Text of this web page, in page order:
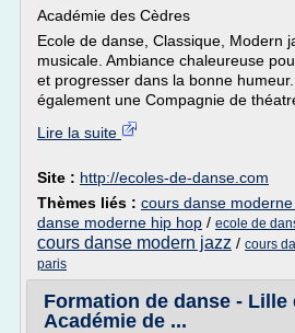
Académie des Cèdres
Ecole de danse, Classique, Modern
musicale. Ambiance chaleureuse
et progresser dans la bonne
également une Compagnie de
Lire la suite
Site : http://ecoles-de-danse.com
Thèmes liés : cours danse
danse moderne hip hop / ecole de
cours danse modern jazz / cours
paris
Formation de danse - Lille
Académie de ...